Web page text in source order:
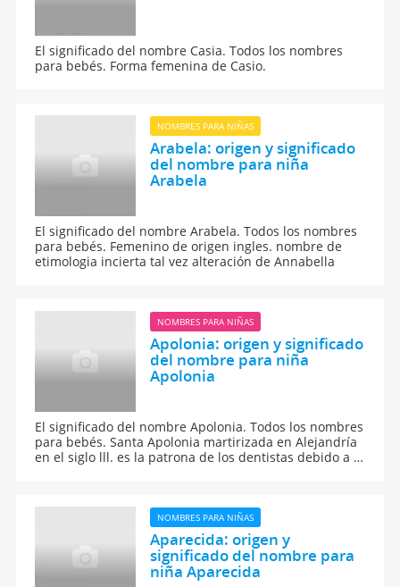
El significado del nombre Casia. Todos los nombres
para bebés. Forma femenina de Casio.
NOMBRES PARA NIÑAS
Arabela: origen y significado
del nombre para niña
Arabela
El significado del nombre Arabela. Todos los nombres
para bebés. Femenino de origen ingles. nombre de
etimologia incierta tal vez alteración de Annabella
NOMBRES PARA NIÑAS
Apolonia: origen y significado
del nombre para niña
Apolonia
El significado del nombre Apolonia. Todos los nombres
para bebés. Santa Apolonia martirizada en Alejandría
en el siglo lll. es la patrona de los dentistas debido a la
tambien el nombre de una antigua ciudad lliria (Actual
NOMBRES PARA NIÑAS
Aparecida: origen y
significado del nombre para
niña Aparecida